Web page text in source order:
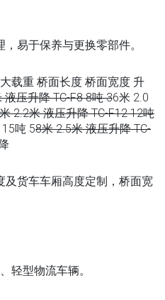
易于保养与更换零部件。
载重 桥面长度 桥面宽度 升
液压升降 TC-F8 8吨 36米 2.0
2.2米 液压升降 TC-F12 12吨
吨 58米 2.5米 液压升降 TC-
及货车车厢高度定制，桥面宽
轻型物流车辆。